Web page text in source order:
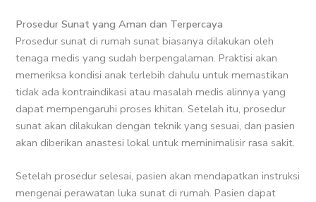
Prosedur Sunat yang Aman dan Terpercaya
Prosedur sunat di rumah sunat biasanya dilakukan oleh
tenaga medis yang sudah berpengalaman. Praktisi akan
memeriksa kondisi anak terlebih dahulu untuk memastikan
tidak ada kontraindikasi atau masalah medis alinnya yang
dapat mempengaruhi proses khitan. Setelah itu, prosedur
sunat akan dilakukan dengan teknik yang sesuai, dan pasien
akan diberikan anastesi lokal untuk meminimalisir rasa sakit.
Setelah prosedur selesai, pasien akan mendapatkan instruksi
mengenai perawatan luka sunat di rumah. Pasien dapat